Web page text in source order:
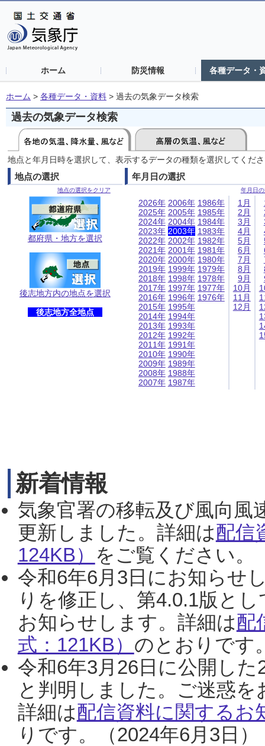
ホーム 防災情報 各種データ・
ホーム > 各種データ・資料 > 過去の気象データ検索
過去の気象データ検索
地点と年月日時を選択して、表示するデータの種類を選択してくだ
地点の選択
地点の選択をクリア
都府県・地方を選択
後志地方内の地点を選択
後志地方全地点
年月日の選択
年月日
2026年
2025年
2024年
2023年
2022年
2021年
2020年
2019年
2018年
2017年
2016年
2015年
2014年
2013年
2012年
2011年
2010年
2009年
2008年
2007年
2006年
2005年
2004年
2003年
2002年
2001年
2000年
1999年
1998年
1997年
1996年
1995年
1994年
1993年
1992年
1991年
1990年
1989年
1988年
1987年
1986年
1985年
1984年
1983年
1982年
1981年
1980年
1979年
1978年
1977年
1976年
1月
2月
3月
4月
5月
6月
7月
8月
9月
10月
11月
12月
新着情報
気象官署の移転及び風向風
更新しました。詳細は配信
124KB） をご覧ください。
令和6年6月3日にお知らせ
りを修正し、第4.0.1版と
お知らせします。詳細は配
式：121KB） のとおりです
令和6年3月26日に公開し
と判明しました。ご迷惑
詳細は配信資料に関するお
りです。（2024年6月3日）